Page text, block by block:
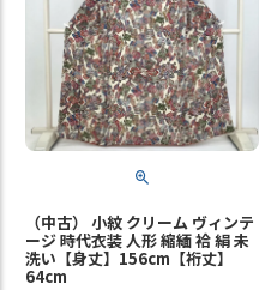
（中古） 小紋 クリーム ヴィンテ
ージ 時代衣装 人形 縮緬 袷 絹 未
洗い【身丈】156cm【裄丈】
64cm